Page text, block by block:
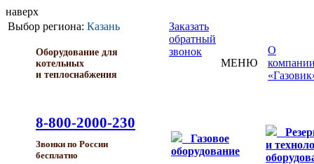
наверх
Выбор региона: Казань
Оборудование для
котельных
и теплоснабжения
8-800-2000-230
Звонки по России
бесплатно
Заказать
обратный
звонок
МЕНЮ
О
Газовое
оборудование
и